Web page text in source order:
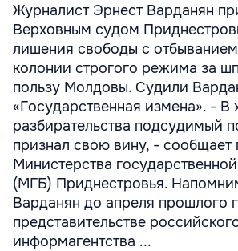
Журналист Эрнест Варданян
Верховным судом
лишения свободы с
колонии строгого режима за
пользу Молдовы. Судили
«Государственная измена». - В
разбирательства подсудимый
признал свою вину, - сообщает
Министерства
(МГБ) Приднестровья.
Варданян до апреля прошлого
представительстве
информагентства ...